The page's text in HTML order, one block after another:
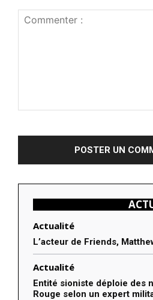
Actualité
L’acteur de Friends,
Actualité
Entité sioniste déploie des
Rouge selon un expert